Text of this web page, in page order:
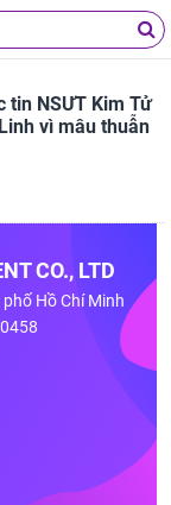
tin NSƯT Kim Tử
vì mâu thuẫn
CO., LTD
Hồ Chí Minh